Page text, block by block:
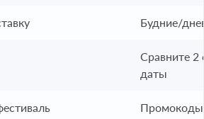
Будние/
Сравните 2
даты
Промокоды